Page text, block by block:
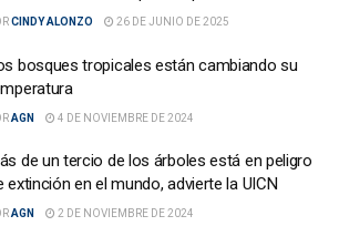
CINDY ALONZO 26 DE JUNIO DE 2025
bosques tropicales están cambiando su
AGN 4 DE NOVIEMBRE DE 2024
de un tercio de los árboles está en peligro
extinción en el mundo, advierte la UICN
AGN 2 DE NOVIEMBRE DE 2024